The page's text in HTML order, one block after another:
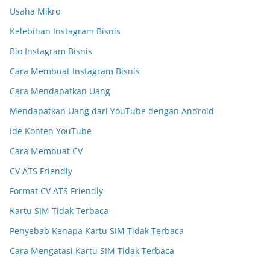
Usaha Mikro
Kelebihan Instagram Bisnis
Bio Instagram Bisnis
Cara Membuat Instagram Bisnis
Cara Mendapatkan Uang
Mendapatkan Uang dari YouTube dengan Android
Ide Konten YouTube
Cara Membuat CV
CV ATS Friendly
Format CV ATS Friendly
Kartu SIM Tidak Terbaca
Penyebab Kenapa Kartu SIM Tidak Terbaca
Cara Mengatasi Kartu SIM Tidak Terbaca